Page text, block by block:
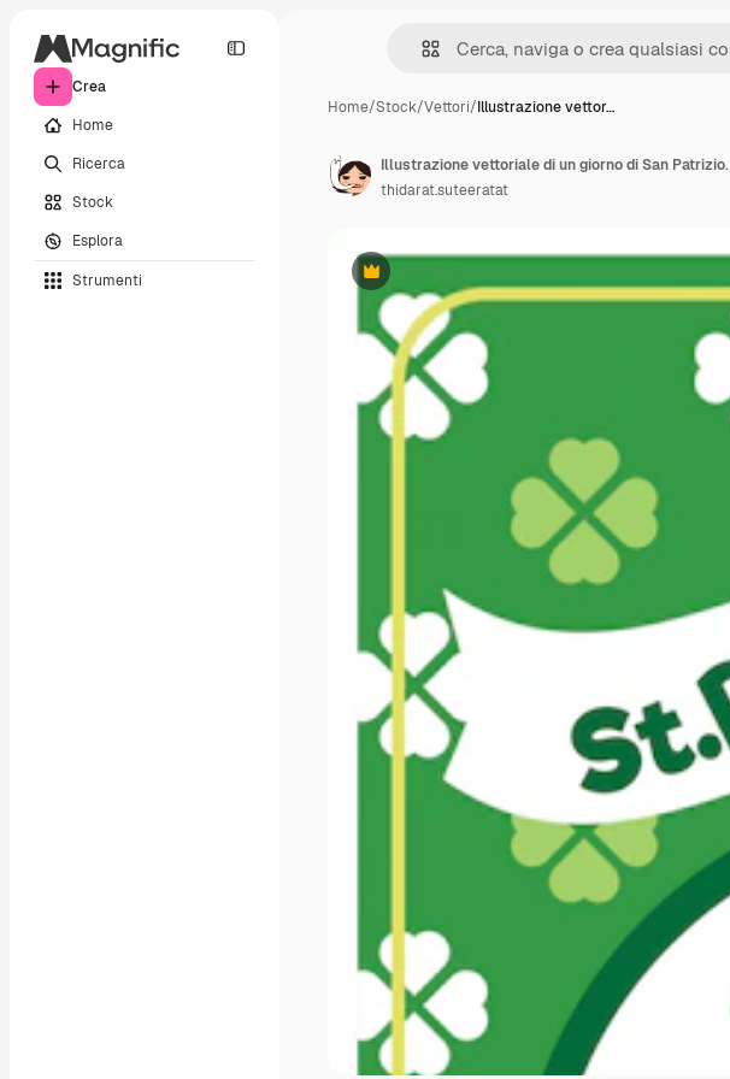
Crea
Home
Ricerca
Stock
Esplora
Strumenti
Home/Stock/Vettori/Illustrazione vettor…
Premium
Illustrazione vettoriale di un giorno di San Patrizio.
thidarat.suteeratat